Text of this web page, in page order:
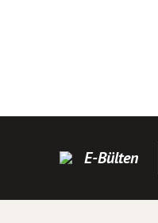
E-Bülten